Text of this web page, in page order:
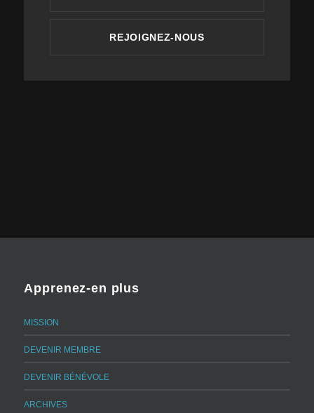
REJOIGNEZ-NOUS
Apprenez-en plus
MISSION
DEVENIR MEMBRE
DEVENIR BÉNÉVOLE
ARCHIVES